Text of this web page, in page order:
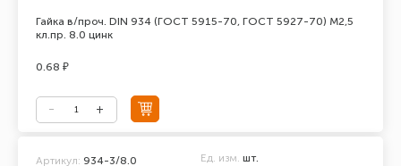
Гайка в/проч. DIN 934 (ГОСТ 5915-70, ГОСТ 5927-70) М2,5
кл.пр. 8.0 цинк
0.68 ₽
Артикул: 934-3/8.0 Ед. изм. шт.